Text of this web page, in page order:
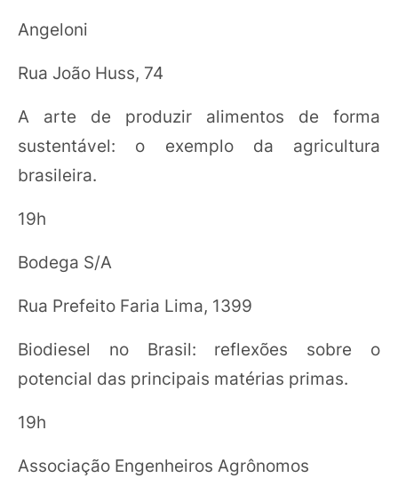
Angeloni
Rua João Huss, 74
A arte de produzir alimentos de forma
sustentável: o exemplo da agricultura
brasileira.
19h
Bodega S/A
Rua Prefeito Faria Lima, 1399
Biodiesel no Brasil: reflexões sobre o
potencial das principais matérias primas.
19h
Associação Engenheiros Agrônomos